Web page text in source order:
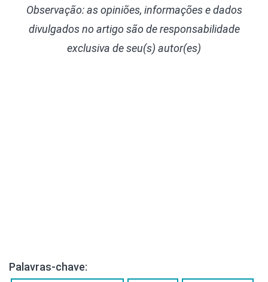
Observação: as opiniões, informações e dados
divulgados no artigo são de responsabilidade
exclusiva de seu(s) autor(es)
Palavras-chave: